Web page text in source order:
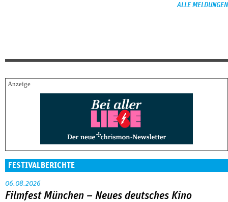
ALLE MELDUNGEN
FESTIVALBERICHTE
06.08.2026
Filmfest München – Neues deutsches Kino